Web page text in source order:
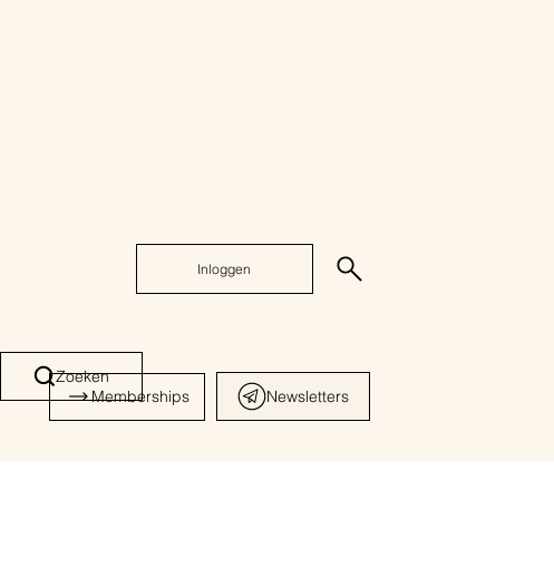
Zoeken
Inloggen
Memberships Newsletters